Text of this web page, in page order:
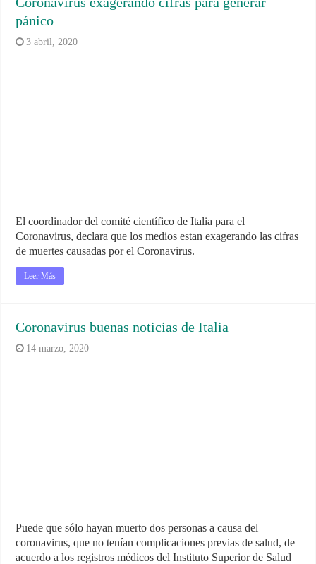
pánico
3 abril, 2020
El coordinador del comité científico de Italia para el
Coronavirus, declara que los medios estan exagerando las cifras
de muertes causadas por el Coronavirus.
Leer Más
Coronavirus buenas noticias de Italia
14 marzo, 2020
Puede que sólo hayan muerto dos personas a causa del
coronavirus, que no tenían complicaciones previas de salud, de
acuerdo a los registros médicos del Instituto Superior de Salud